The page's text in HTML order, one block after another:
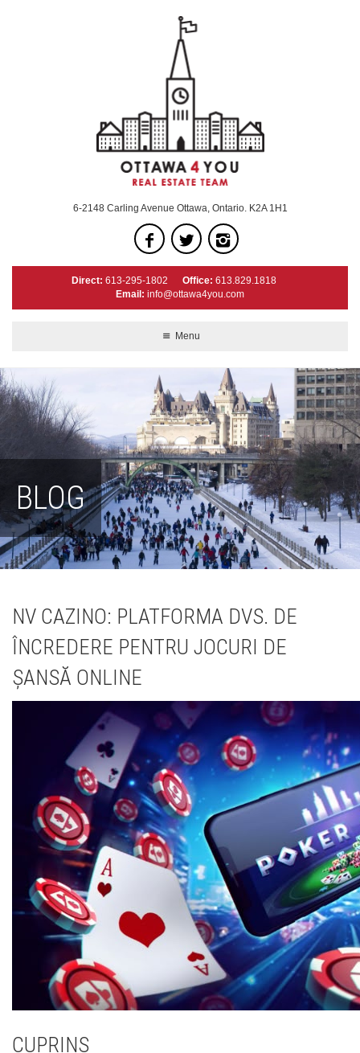
6-2148 Carling Avenue Ottawa, Ontario. K2A 1H1
Direct: 613-295-1802 Office: 613.829.1818
Email: info@ottawa4you.com
Menu
BLOG
NV CAZINO: PLATFORMA DVS. DE
ÎNCREDERE PENTRU JOCURI DE
ȘANSĂ ONLINE
CUPRINS